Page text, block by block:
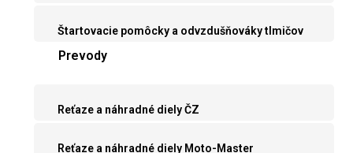
Štartovacie pomôcky a odvzdušňováky tlmičov
Prevody
Reťaze a náhradné diely ČZ
Reťaze a náhradné diely Moto-Master